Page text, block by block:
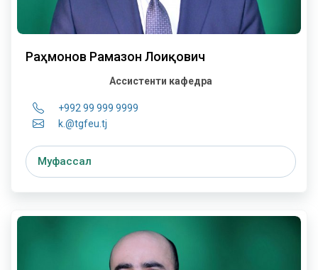
Раҳмонов Рамазон Лоиқович
Ассистенти кафедра
+992 99 999 9999
k.@tgfeu.tj
Муфассал